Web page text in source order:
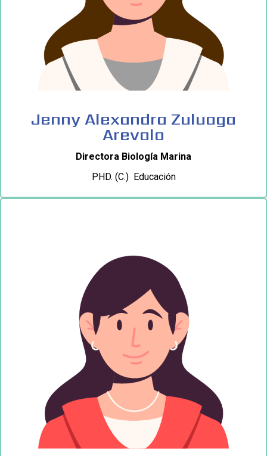
Jenny Alexandra Zuluaga
Arevalo
Directora Biología Marina
PHD. (C.) Educación